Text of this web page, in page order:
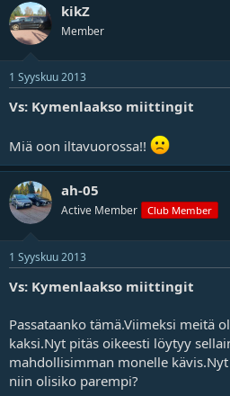
kikZ
Member
1 Syyskuu 2013
Vs: Kymenlaakso miittingit
Miä oon iltavuorossa!!
ah-05
Active Member Club Member
1 Syyskuu 2013
Vs: Kymenlaakso miittingit
Passataanko tämä.Viimeksi meitä
kaksi.Nyt pitäs oikeesti löytyy
mahdollisimman monelle
niin olisiko parempi?